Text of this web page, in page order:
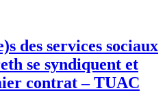
des services sociaux
se syndiquent et
contrat – TUAC